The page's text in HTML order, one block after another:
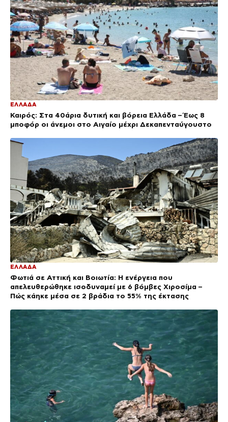
ΕΛΛΑΔΑ
Καιρός: Στα 40άρια δυτική και βόρεια Ελλάδα – Έως 8
μποφόρ οι άνεμοι στο Αιγαίο μέχρι Δεκαπενταύγουστο
ΕΛΛΑΔΑ
Φωτιά σε Αττική και Βοιωτία: Η ενέργεια που
απελευθερώθηκε ισοδυναμεί με 6 βόμβες Χιροσίμα –
Πώς κάηκε μέσα σε 2 βράδια το 55% της έκτασης